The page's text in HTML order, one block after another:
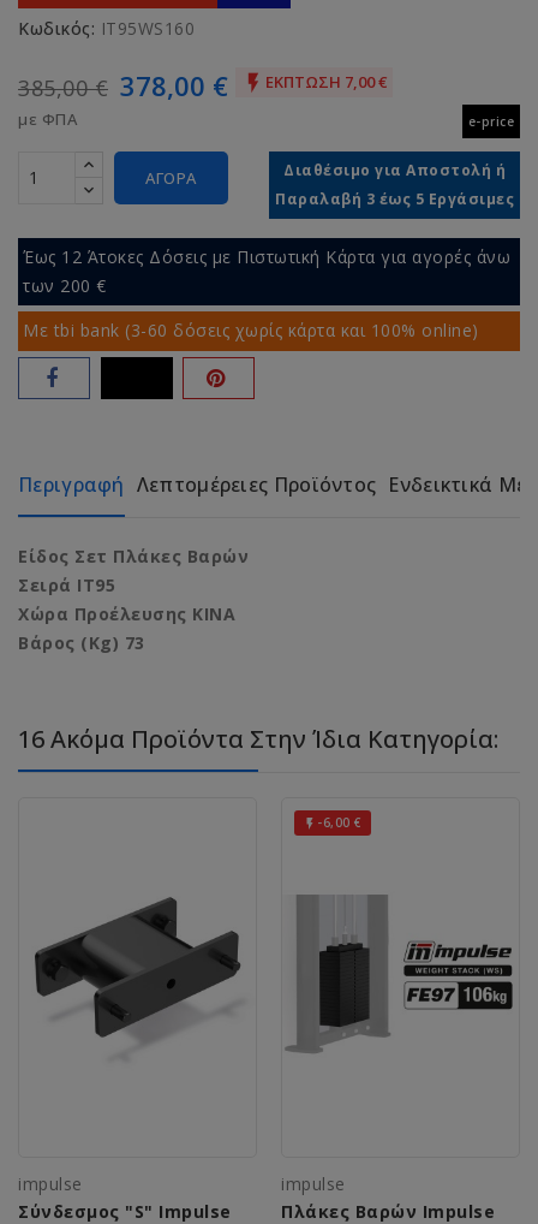
Κωδικός: IT95WS160
385,00 € 378,00 €  ΈΚΠΤΩΣΗ 7,00 €
με ΦΠΑ
e-price
Διαθέσιμο για Αποστολή ή
Παραλαβή 3 έως 5 Εργάσιμες
ΑΓΟΡΆ
Έως 12 Άτοκες Δόσεις με Πιστωτική Κάρτα για αγορές άνω
των 200 €
Με tbi bank (3-60 δόσεις χωρίς κάρτα και 100% online)
Περιγραφή Λεπτομέρειες Προϊόντος Ενδεικτικά
Είδος Σετ Πλάκες Βαρών
Σειρά IT95
Χώρα Προέλευσης ΚΙΝΑ
Βάρος (Kg) 73
16 Ακόμα Προϊόντα Στην Ίδια Κατηγορία:
impulse
Σύνδεσμος "S" Impulse
 -6,00 €
impulse
Πλάκες Βαρών Impulse